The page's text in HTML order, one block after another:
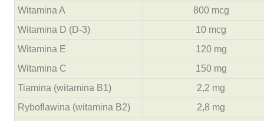
Witamina A
800 mcg
Witamina D (D-3)
10 mcg
Witamina E
120 mg
Witamina C
150 mg
Tiamina (witamina B1)
2,2 mg
Ryboflawina (witamina B2)
2,8 mg